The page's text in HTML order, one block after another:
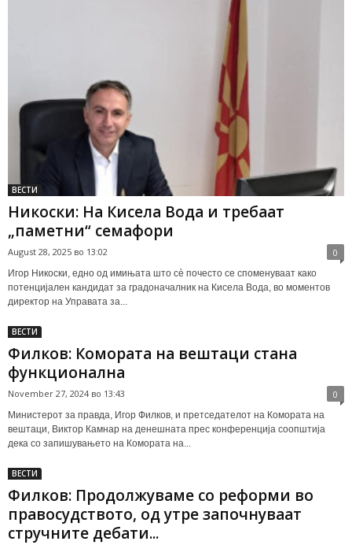
ВЕСТИ
Никоски: На Кисела Вода и требаат
„паметни“ семафори
August 28, 2025 во 13:02 0
Игор Никоски, едно од имињата што сè почесто се споменуваат како
потенцијален кандидат за градоначалник на Кисела Вода, во моментов
директор на Управата за...
ВЕСТИ
Филков: Комората на вештаци стана
функционална
November 27, 2024 во 13:43 0
Министерот за правда, Игор Филков, и претседателот на Комората на
вештаци, Виктор Камнар на денешната прес конференција соопштија
дека со запишувањето на Комората на...
ВЕСТИ
Филков: Продолжуваме со реформи во
правосудството, од утре започнуваат
стручните дебати...